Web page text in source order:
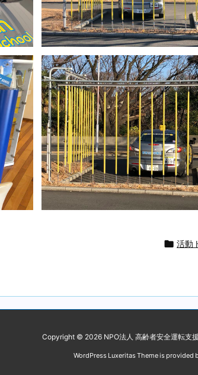
 活動
Copyright © 2026 NPO法人 高齢者安全運転支
WordPress Luxeritas Theme is provided